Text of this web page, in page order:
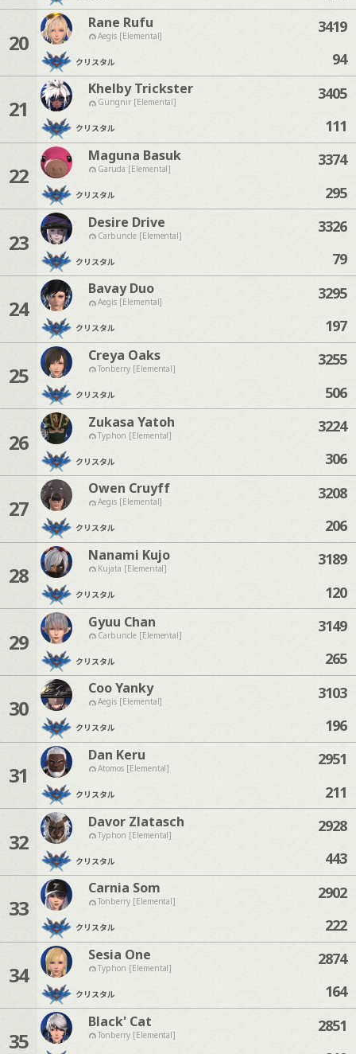
20
Rane Rufu
Aegis [Elemental]
クリスタル
3419
94
21
Khelby Trickster
Gungnir [Elemental]
クリスタル
3405
111
22
Maguna Basuk
Garuda [Elemental]
クリスタル
3374
295
23
Desire Drive
Carbuncle [Elemental]
クリスタル
3326
79
24
Bavay Duo
Aegis [Elemental]
クリスタル
3295
197
25
Creya Oaks
Tonberry [Elemental]
クリスタル
3255
506
26
Zukasa Yatoh
Typhon [Elemental]
クリスタル
3224
306
27
Owen Cruyff
Aegis [Elemental]
クリスタル
3208
206
28
Nanami Kujo
Kujata [Elemental]
クリスタル
3189
120
29
Gyuu Chan
Carbuncle [Elemental]
クリスタル
3149
265
30
Coo Yanky
Aegis [Elemental]
クリスタル
3103
196
31
Dan Keru
Atomos [Elemental]
クリスタル
2951
211
32
Davor Zlatasch
Typhon [Elemental]
クリスタル
2928
443
33
Carnia Som
Tonberry [Elemental]
クリスタル
2902
222
34
Sesia One
Typhon [Elemental]
クリスタル
2874
164
35
Black' Cat
Tonberry [Elemental]
2851